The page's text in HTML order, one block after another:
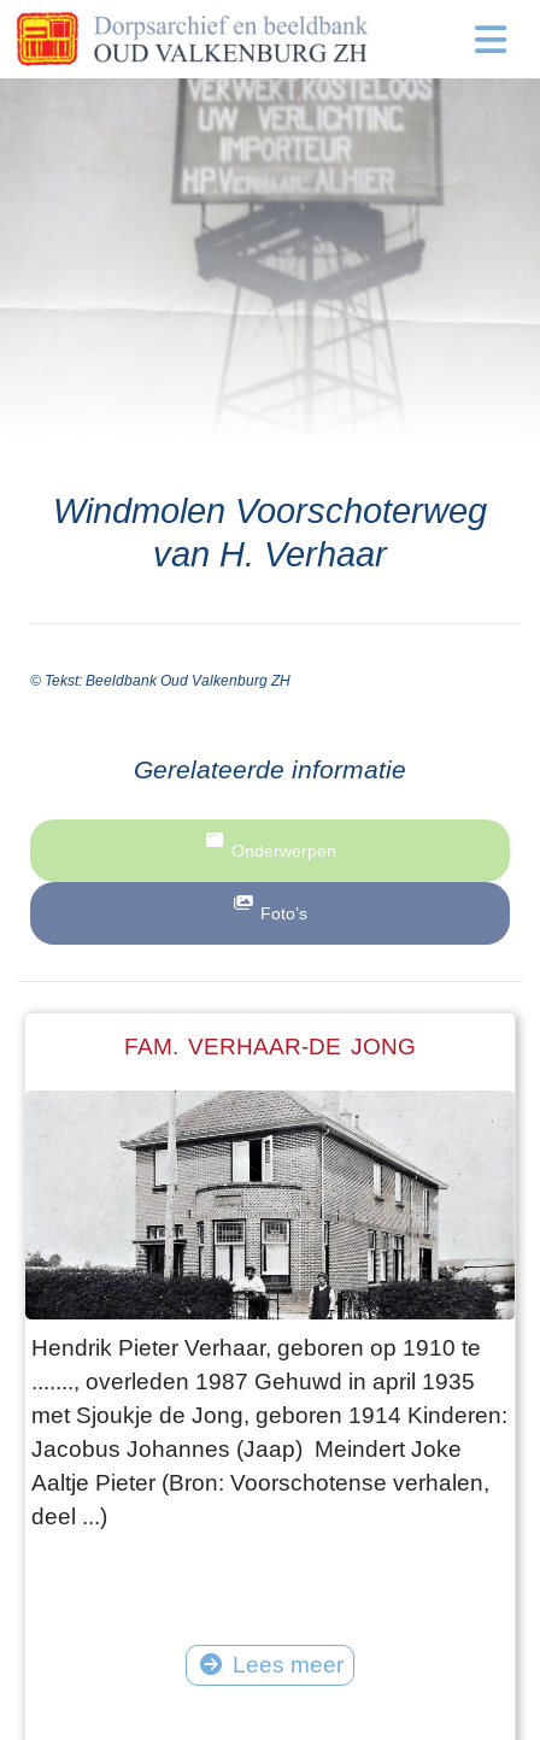
Windmolen Voorschoterweg
van H. Verhaar
© Tekst: Beeldbank Oud Valkenburg ZH
Gerelateerde informatie
Onderwerpen
Foto’s
FAM. VERHAAR-DE JONG
Hendrik Pieter Verhaar, geboren op 1910 te
......., overleden 1987 Gehuwd in april 1935
met Sjoukje de Jong, geboren 1914 Kinderen:
Jacobus Johannes (Jaap) Meindert Joke
Aaltje Pieter (Bron: Voorschotense verhalen,
deel ...)
Lees meer